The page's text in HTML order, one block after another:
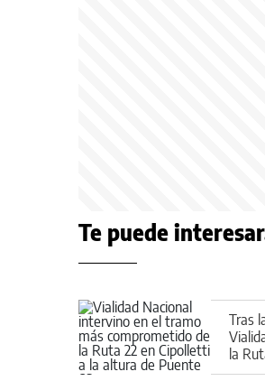
Te puede
Tras
la